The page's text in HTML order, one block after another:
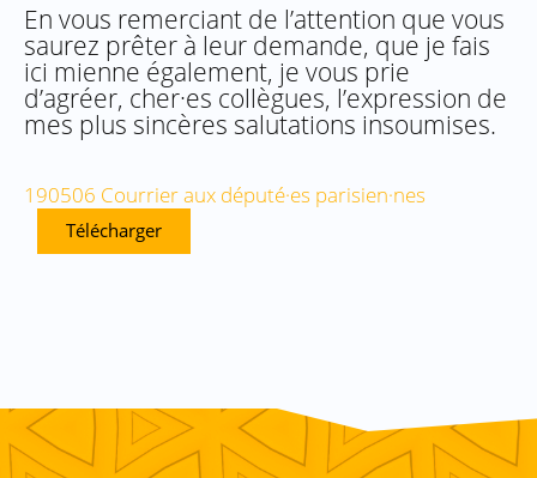
En vous remerciant de l’attention que vous
saurez prêter à leur demande, que je fais
ici mienne également, je vous prie
d’agréer, cher·es collègues, l’expression de
mes plus sincères salutations insoumises.
190506 Courrier aux député·es parisien·nes
Télécharger